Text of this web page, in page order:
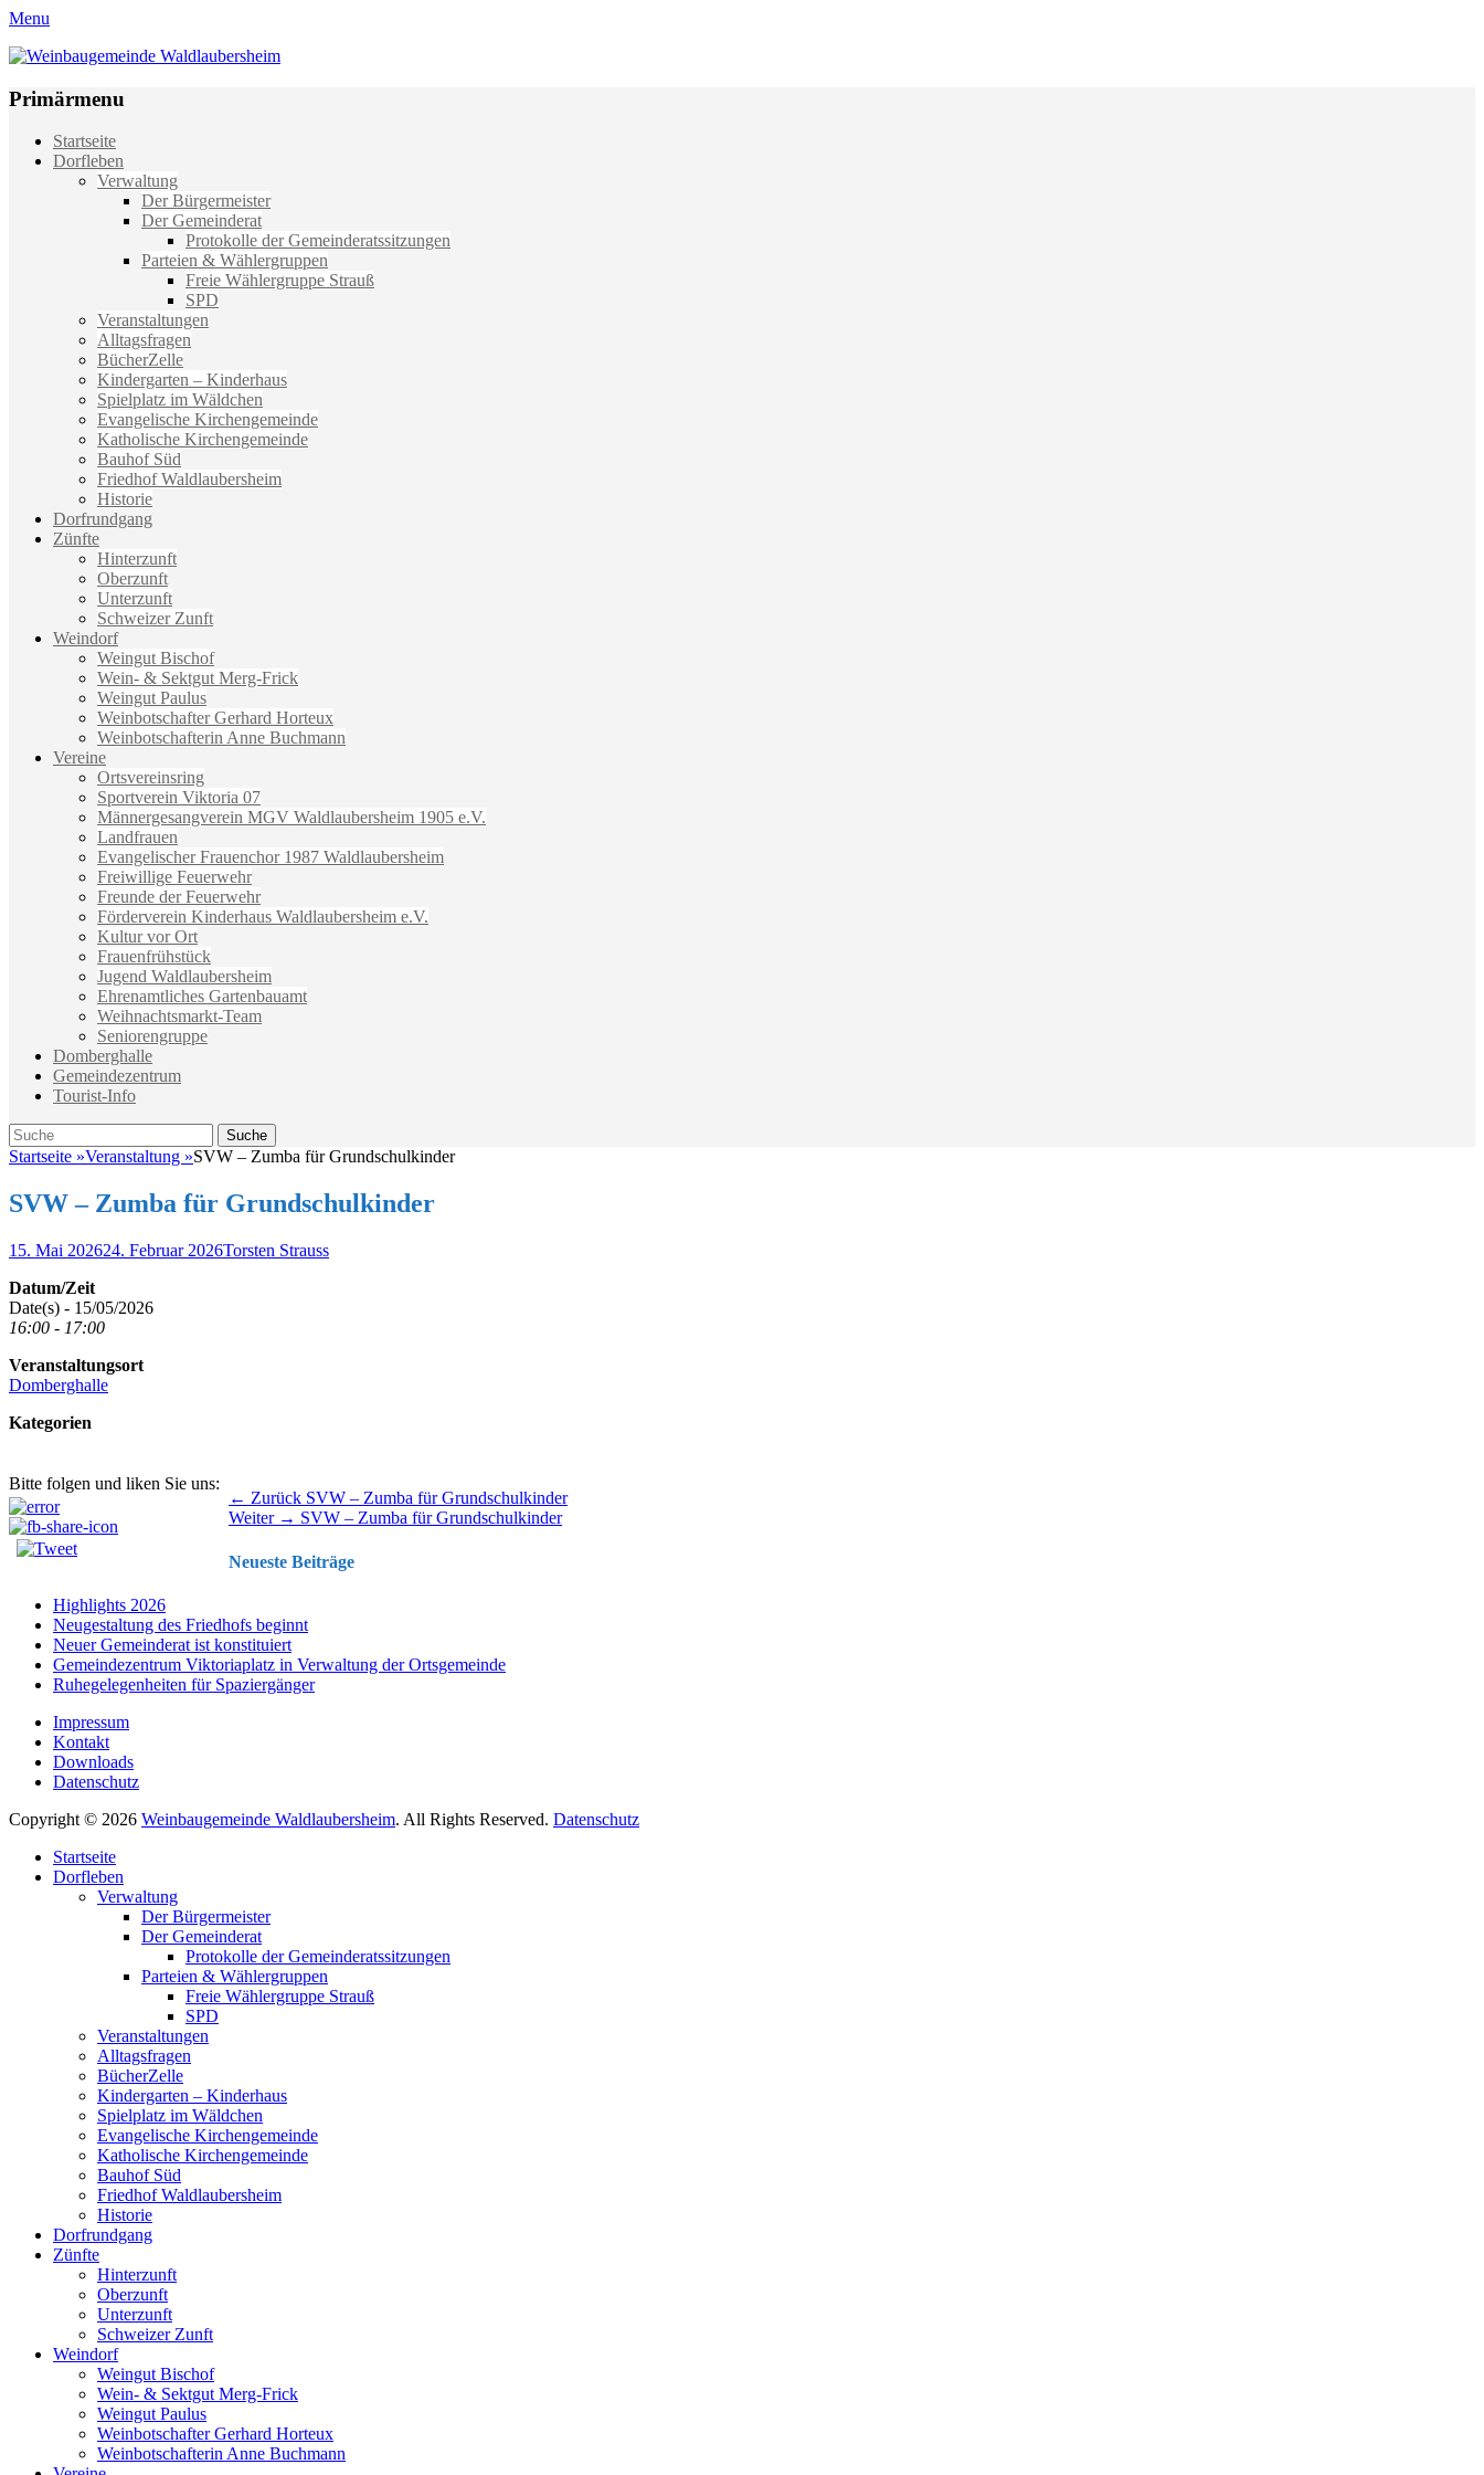
Menu
Weinbaugemeinde Waldlaubersheim
Primärmenu
Weiter
zum
Startseite
Dorfleben
Verwaltung
Der Bürgermeister
Der Gemeinderat
Protokolle der Gemeinderatssitzungen
Parteien & Wählergruppen
Freie Wählergruppe Strauß
SPD
Veranstaltungen
Alltagsfragen
BücherZelle
Kindergarten – Kinderhaus
Spielplatz im Wäldchen
Evangelische Kirchengemeinde
Katholische Kirchengemeinde
Bauhof Süd
Friedhof Waldlaubersheim
Historie
Dorfrundgang
Zünfte
Hinterzunft
Oberzunft
Unterzunft
Schweizer Zunft
Weindorf
Weingut Bischof
Wein- & Sektgut Merg-Frick
Weingut Paulus
Weinbotschafter Gerhard Horteux
Weinbotschafterin Anne Buchmann
Vereine
Ortsvereinsring
Sportverein Viktoria 07
Männergesangverein MGV Waldlaubersheim 1905 e.V.
Landfrauen
Evangelischer Frauenchor 1987 Waldlaubersheim
Freiwillige Feuerwehr
Freunde der Feuerwehr
Förderverein Kinderhaus Waldlaubersheim e.V.
Kultur vor Ort
Frauenfrühstück
Jugend Waldlaubersheim
Ehrenamtliches Gartenbauamt
Weihnachtsmarkt-Team
Seniorengruppe
Domberghalle
Gemeindezentrum
Tourist-Info
Suche
Suche
nach:
Startseite »Veranstaltung »SVW – Zumba für Grundschulkinder
SVW – Zumba für Grundschulkinder
Veröffentlicht
15. Mai 202624. Februar 2026Autor
Torsten Strauss
Datum/Zeit
Date(s) - 15/05/2026
16:00 - 17:00
Veranstaltungsort
Domberghalle
Kategorien
Bitte folgen und liken Sie uns:
Beitragsnavigation ← Zurück Vorhergehender
Beitrag:
SVW – Zumba für Grundschulkinder
Weiter → Nächster
SVW – Zumba für Grundschulkinder
Neueste Beiträge
Highlights 2026
Neugestaltung des Friedhofs beginnt
Neuer Gemeinderat ist konstituiert
Gemeindezentrum Viktoriaplatz in Verwaltung der Ortsgemeinde
Ruhegelegenheiten für Spaziergänger
Impressum
Kontakt
Downloads
Datenschutz
Copyright © 2026 Weinbaugemeinde Waldlaubersheim. All Rights Reserved. Datenschutz
oben
scrollen
Startseite
Dorfleben
Verwaltung
Der Bürgermeister
Der Gemeinderat
Protokolle der Gemeinderatssitzungen
Parteien & Wählergruppen
Freie Wählergruppe Strauß
SPD
Veranstaltungen
Alltagsfragen
BücherZelle
Kindergarten – Kinderhaus
Spielplatz im Wäldchen
Evangelische Kirchengemeinde
Katholische Kirchengemeinde
Bauhof Süd
Friedhof Waldlaubersheim
Historie
Dorfrundgang
Zünfte
Hinterzunft
Oberzunft
Unterzunft
Schweizer Zunft
Weindorf
Weingut Bischof
Wein- & Sektgut Merg-Frick
Weingut Paulus
Weinbotschafter Gerhard Horteux
Weinbotschafterin Anne Buchmann